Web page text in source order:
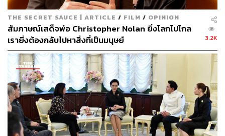
THE SECRET SAUCE | ARTICLE / FILM / OPINION
สัมภาษณ์เสด็จพ่อ Christopher Nolan ยิ่งโลกไปไกล
เรายิ่งต้องกลับไปหาสิ่งที่เป็นมนุษย์
3.2K